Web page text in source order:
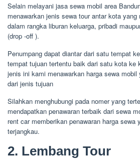
Selain melayani jasa sewa mobil area
menawarkan jenis sewa tour antar kota yang
dalam rangka liburan keluarga, pribadi
(drop -off ).
Penumpang dapat diantar dari satu tempat
tempat tujuan tertentu baik dari satu kota ke
jenis ini kami menawarkan harga sewa mobil
dari jenis tujuan
Silahkan menghubungi pada nomer yang
mendapatkan penawaran terbaik dari sewa
rent car memberikan penawaran harga sewa
terjangkau.
2. Lembang Tour